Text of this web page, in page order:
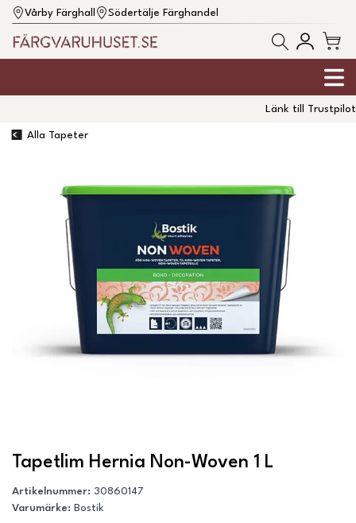
Vårby Färghall Södertälje Färghandel
Länk till Trustpilot
Alla Tapeter
Tapetlim Hernia Non-Woven 1 L
Artikelnummer: 30860147
Varumärke: Bostik